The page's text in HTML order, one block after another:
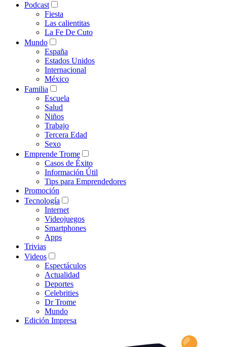
Podcast
Fiesta
Las calientitas
La Fe De Cuto
Mundo
España
Estados Unidos
Internacional
México
Familia
Escuela
Salud
Niños
Trabajo
Tercera Edad
Sexo
Emprende Trome
Casos de Éxito
Información Útil
Tips para Emprendedores
Promoción
Tecnología
Internet
Videojuegos
Smartphones
Apps
Trivias
Videos
Espectáculos
Actualidad
Deportes
Celebrities
Dr Trome
Mundo
Edición Impresa